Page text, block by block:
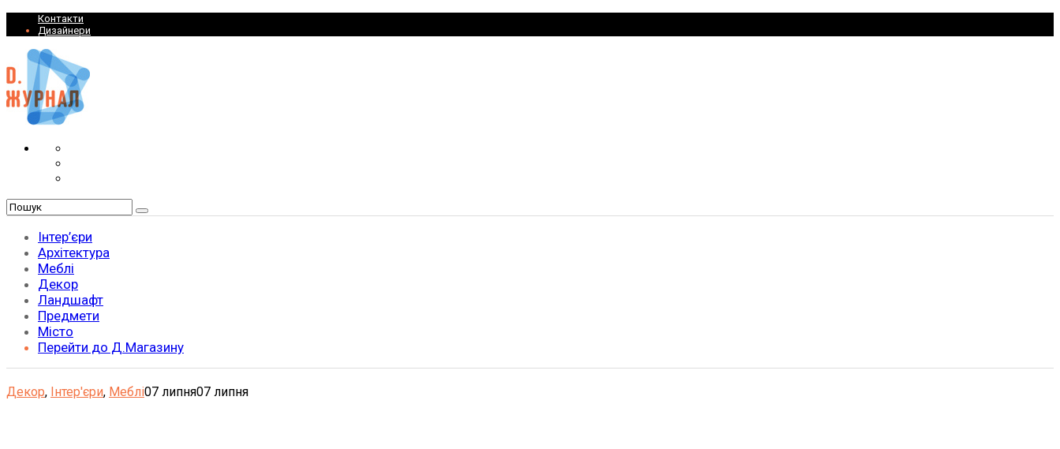
Контакти
Дизайнери
Інтер’єри
Архітектура
Меблі
Декор
Ландшафт
Предмети
Місто
Перейти до Д.Магазину
Декор, Інтер'єри, Меблі07 липня07 липня